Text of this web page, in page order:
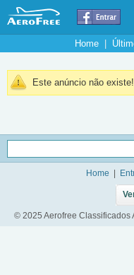
Home|
Este anúncio não existe!
Home
© 2025 Aerofree Classificados